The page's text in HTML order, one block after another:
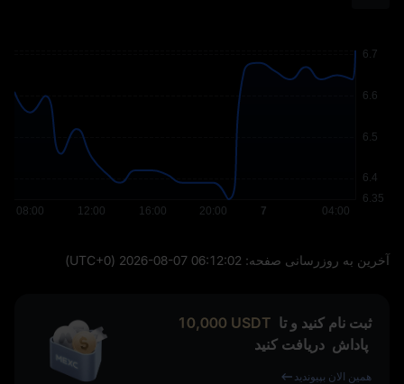
آخرین به‌ روزرسانی صفحه: 2026-08-07 06:12:02
(UTC+0)
ثبت نام کنید و تا 10,000 USDT
پاداش دریافت کنید
همین الان بپیوندید